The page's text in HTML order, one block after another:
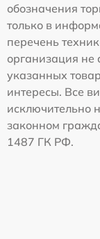
обозначения
только в
перечень
организация
указанных
интересы. Все
исключительно
законном
1487 ГК РФ.